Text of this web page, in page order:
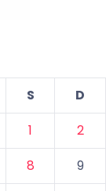
S
D
1
2
8
9